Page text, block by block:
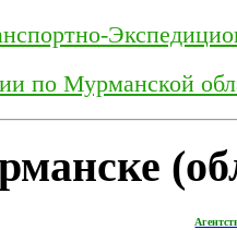
по Мурманской